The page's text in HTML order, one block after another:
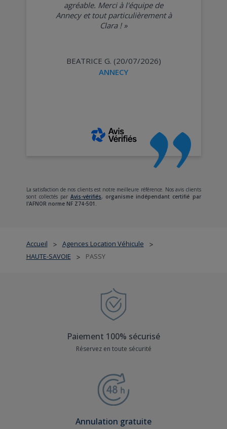
Accueil > Agences Location Véhicule >
HAUTE-SAVOIE > PASSY
agréable. Merci à l'équipe de
Annecy et tout particulièrement à
Clara !»
BEATRICE G. (20/07/2026)
ANNECY
La satisfaction de nos clients est notre meilleure référence. Nos avis clients
sont collectés par Avis-vérifiés, organisme indépendant certifié par
l'AFNOR norme NF Z74-501.
Paiement 100% sécurisé
Réservez en toute sécurité
Annulation gratuite